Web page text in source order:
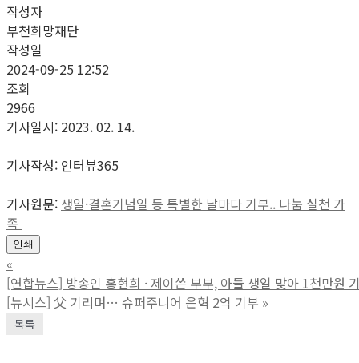
작성자
부천희망재단
작성일
2024-09-25 12:52
조회
2966
기사일시: 2023. 02. 14.
기사작성: 인터뷰365
기사원문: 생일·결혼기념일 등 특별한 날마다 기부.. 나눔 실천 가
족
인쇄
«
[연합뉴스] 방송인 홍현희 · 제이쓴 부부, 아들 생일 맞아 1천만원
[뉴시스] 父 기리며… 슈퍼주니어 은혁 2억 기부 »
목록